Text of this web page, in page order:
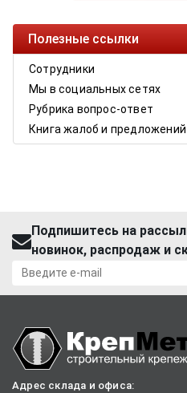
Полезные ссылки
Сотрудники
Мы в социальных сетях
Рубрика вопрос-ответ
Книга жалоб и предложений
Подпишитесь на
новинок, распродаж и
Адрес склада и офиса: